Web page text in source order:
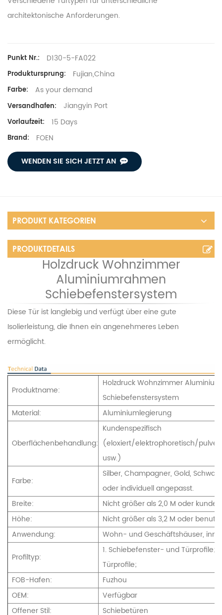
architektonische Anforderungen.
Punkt Nr.: D130-5-FA022
Produktursprung: Fujian,China
Farbe: As your demand
Versandhafen: Jiangyin Port
Vorlaufzeit: 15 Days
Brand: FOEN
WENDEN SIE SICH JETZT AN
PRODUKT KATEGORIEN
PRODUKTDETAILS
Holzdruck Wohnzimmer
Aluminiumrahmen
Schiebefenstersystem
Diese Tür ist langlebig und verfügt über eine gute
Isolierleistung, die Ihnen ein angenehmeres Leben
ermöglicht.
Produktname:
Holzdruck Wohnzimmer
Schiebefenstersystem
Material:
Aluminiumlegierung
Oberflächenbehandlung:
Kundenspezifisch
(eloxiert/elektrophoretisch/
usw.)
Farbe:
Silber, Champagner, Gold,
oder individuell angepasst.
Breite:
Nicht größer als 2,0 M oder
Höhe:
Nicht größer als 3,2 M oder
Anwendung:
Wohn- und Geschäftshäuser,
Profiltyp:
1. Schiebefenster- und Türprofile;
Türprofile;
FOB-Hafen:
Fuzhou
OEM:
Verfügbar
Offener Stil:
Schiebetüren